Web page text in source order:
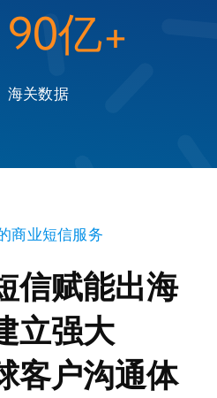
90亿+
海关数据
商业短信服务
信赋能出海
立强大
客户沟通体